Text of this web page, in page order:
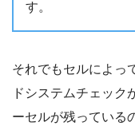
す。
それでもセルによっ
ドシステムチェック
ーセルが残っている